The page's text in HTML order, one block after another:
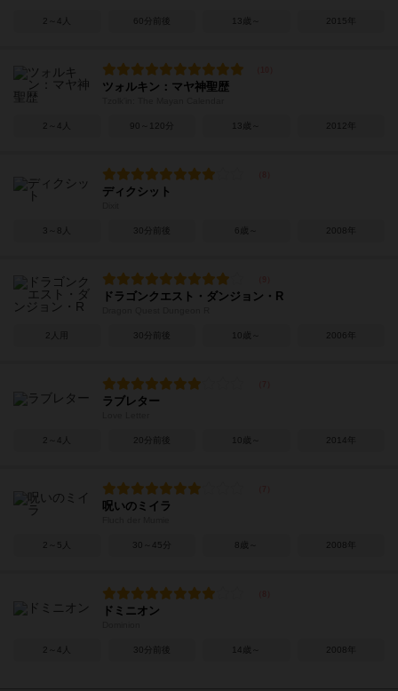
2～4人 60分前後 13歳～ 2015年
ツォルキン：マヤ神聖歴
2～4人 90～120分 13歳～ 2012年
ディクシット
3～8人 30分前後 6歳～ 2008年
ドラゴンクエスト・ダンジョン・R
2人用 30分前後 10歳～ 2006年
ラブレター
2～4人 20分前後 10歳～ 2014年
呪いのミイラ
2～5人 30～45分 8歳～ 2008年
ドミニオン
2～4人 30分前後 14歳～ 2008年